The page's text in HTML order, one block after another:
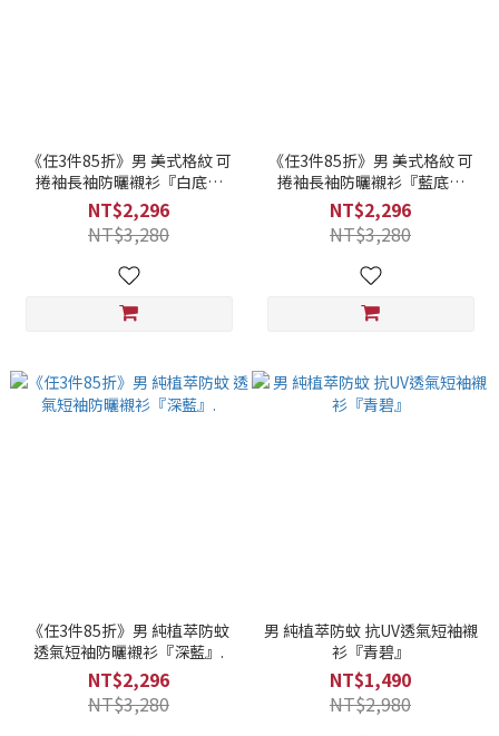
《任3件85折》男 美式格紋 可
捲袖長袖防曬襯衫『白底藍
格』
NT$2,296
NT$3,280
《任3件85折》男 美式格紋 可
捲袖長袖防曬襯衫『藍底藍
格』
NT$2,296
NT$3,280
《任3件85折》男 純植萃防蚊
透氣短袖防曬襯衫『深藍』.
NT$2,296
NT$3,280
男 純植萃防蚊 抗UV透氣短袖襯
衫『青碧』
NT$1,490
NT$2,980